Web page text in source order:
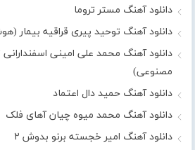
دانلود آهنگ مستر تروما
دانلود آهنگ توحید پیری قراقیه بیمار
دانلود آهنگ محمد علی امینی
مصنوعی)
دانلود آهنگ حمید دال اعتماد
دانلود آهنگ محمد میوه چیان آهای فلک
دانلود آهنگ امیر خجسته برنو بدوش ۲